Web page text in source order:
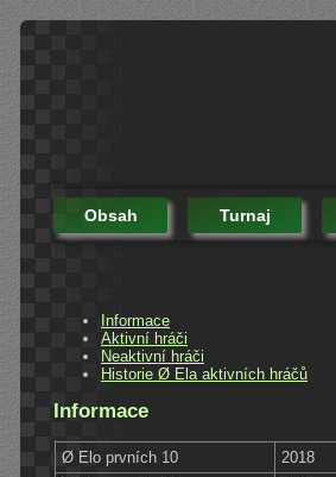
Obsah Turnaj
Informace
Aktivní hráči
Neaktivní hráči
Historie Ø Ela aktivních hráčů
Informace
Ø Elo prvních 10
2018